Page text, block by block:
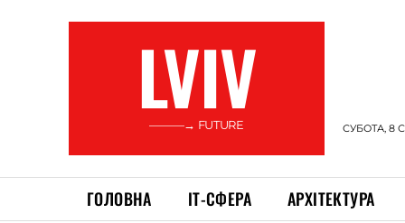
LVIV
———→ FUTURE СУБОТА, 8
ГОЛОВНА ІТ-СФЕРА АРХІТЕКТУРА